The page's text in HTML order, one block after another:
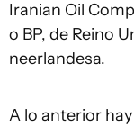
Iranian Oil
o BP, de Reino
neerlandesa.
A lo anterior